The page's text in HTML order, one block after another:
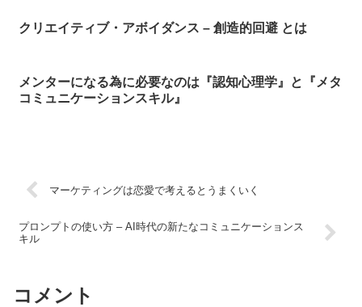
クリエイティブ・アボイダンス – 創造的回避 とは
メンターになる為に必要なのは『認知心理学』と『メタ
コミュニケーションスキル』
マーケティングは恋愛で考えるとうまくいく
プロンプトの使い方 – AI時代の新たなコミュニケーションス
キル
コメント